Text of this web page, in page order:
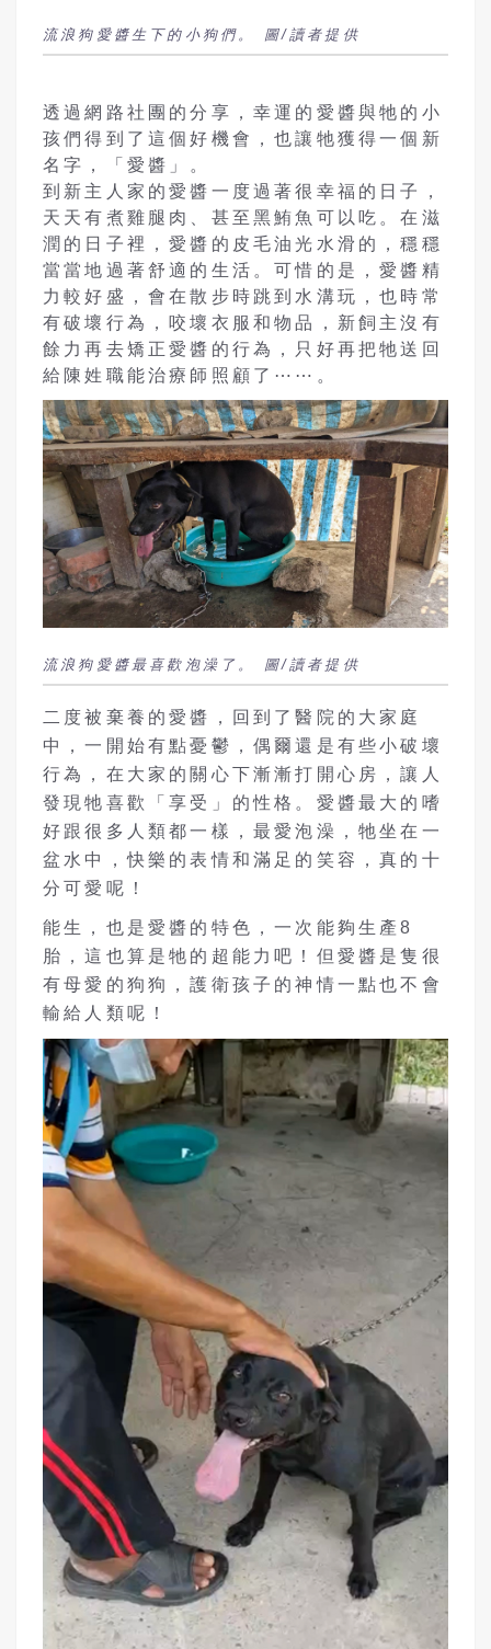
流浪狗愛醬生下的小狗們。 圖/讀者提供
透過網路社團的分享，幸運的愛醬與牠的小
孩們得到了這個好機會，也讓牠獲得一個新
名字，「愛醬」。
到新主人家的愛醬一度過著很幸福的日子，
天天有煮雞腿肉、甚至黑鮪魚可以吃。在滋
潤的日子裡，愛醬的皮毛油光水滑的，穩穩
當當地過著舒適的生活。可惜的是，愛醬精
力較好盛，會在散步時跳到水溝玩，也時常
有破壞行為，咬壞衣服和物品，新飼主沒有
餘力再去矯正愛醬的行為，只好再把牠送回
給陳姓職能治療師照顧了⋯⋯。
流浪狗愛醬最喜歡泡澡了。 圖/讀者提供
二度被棄養的愛醬，回到了醫院的大家庭
中，一開始有點憂鬱，偶爾還是有些小破壞
行為，在大家的關心下漸漸打開心房，讓人
發現牠喜歡「享受」的性格。愛醬最大的嗜
好跟很多人類都一樣，最愛泡澡，牠坐在一
盆水中，快樂的表情和滿足的笑容，真的十
分可愛呢！
能生，也是愛醬的特色，一次能夠生產8
胎，這也算是牠的超能力吧！但愛醬是隻很
有母愛的狗狗，護衛孩子的神情一點也不會
輸給人類呢！